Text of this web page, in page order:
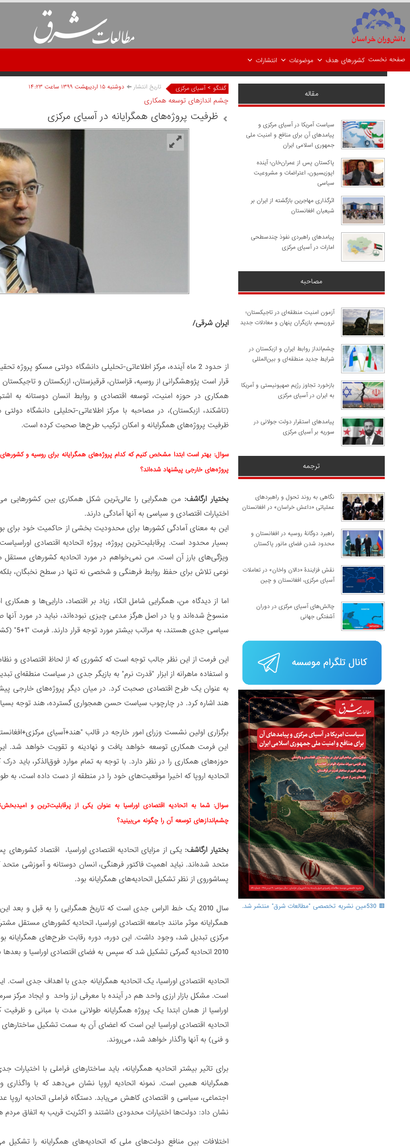
صفحه نخست کشورهای هدف موضوعات انتشارات
گفتگو > آسیای مرکزی تاریخ انتشار دوشنبه ۱۵ ارديبهشت ۱۳۹۹ ساعت ۱۴:۲۳
چشم اندازهای توسعه همکاری
ظرفیت پروژه‌های همگرایانه در آسیای مرکزی
ایران شرقی/
از حدود 2 ماه آینده، مرکز اطلاعاتی-تحلیلی دانشگاه دولتی مسکو
قرار است پژوهشگرانی از روسیه، قزاستان، قرقیزستان، ازبکستان و
(تاشکند، ازبکستان)، در مصاحبه با مرکز اطلاعاتی-تحلیلی دانشگاه
ظرفیت پروژه‌های همگرایانه و امکان ترکیب طرح‌ها صحبت کرده است.
سوال: بهتر است ابتدا مشخص ‌کنیم که کدام پروژه‌های همگرایانه برای روسیه و
پروژه‌های خارجی پیشنهاد شده‌اند؟
بختیار ارگاشف: من همگرایی را عالی‌ترین شکل همکاری بین کشورهایی
اختیارات اقتصادی و سیاسی به آنها آمادگی دارند.
این به معنای آمادگی کشورها برای محدودیت بخشی از حاکمیت خود برای
بسیار محدود است. پرقابلیت‌ترین پروژه، پروژه اتحادیه اقتصادی
ویژگی‌های بارز آن است. من نمی‌خواهم در مورد اتحادیه کشورهای مستقل
نوعی تلاش برای حفظ روابط فرهنگی و شخصی نه تنها در سطح نخبگان،
اما از دیدگاه من، همگرایی شامل اتکاء زیاد بر اقتصاد، دارایی‌ها و
منسوخ شده‌اند و یا در اصل هرگز مدعی چیزی نبوده‌اند، نباید در مورد آنها
سیاسی جدی هستند، به مراتب بیشتر مورد توجه قرار دارند. فرمت "1+5" (کشورهای منطقه آسیای مرکزی و آمریکا) یکی از این فرمت‌هاست.
این فرمت از این نظر جالب توجه است که کشوری که از لحاظ اقتصادی و
و استفاده ماهرانه از ابزار "قدرت نرم" به بازیگر جدی در سیاست
به عنوان یک طرح اقتصادی صحبت کرد. در میان دیگر پروژه‌های خارجی
هند اشاره کرد. در چارچوب سیاست حسن همجواری گسترده، هند توجه بسیار
این فرمت همکاری توسعه خواهد یافت و نهادینه و تقویت خواهد شد.
حوزه‌های همکاری را در نظر دارد. با توجه به تمام موارد فوق‌الذکر، باید
اتحادیه اروپا که اخیرا موقعیت‌های خود را در منطقه از دست داده است، به
سوال: شما به اتحادیه اقتصادی اوراسیا به عنوان یکی از پرقابلیت‌ترین و
چشم‌‌اندازهای توسعه آن را چگونه می‌بینید؟
بختیار ارگاشف: یکی از مزایای اتحادیه اقتصادی اوراسیا، اقتصاد
پساشوروی از نظر تشکیل اتحادیه‌های همگرایانه بود.
همگرایانه موثر مانند جامعه اقتصادی اوراسیا، اتحادیه کشورهای مستقل
مرکزی تبدیل شد، وجود داشت. این دوره، دوره رقابت طرح‌های
2010 اتحادیه گمرکی تشکیل شد که سپس به فضای اقتصادی اوراسیا و بعدها به اتحادیه اقتصادی اوراسیا تبدیل شد.
اتحادیه اقتصادی اوراسیا، یک اتحادیه همگرایانه جدی با اهداف جدی است.
است. مشکل بازار ارزی واحد هم در آینده با معرفی ارز واحد و ایجاد مرکز
اوراسیا از همان ابتدا یک پروژه همگرایانه طولانی مدت با مبانی و
اتحادیه اقتصادی اوراسیا این است که اعضای آن به سمت تشکیل
و فنی) به آنها واگذار خواهد شد، می‌روند.
برای تاثیر بیشتر اتحادیه همگرایانه، باید ساختارهای فراملی با
همگرایانه همین است. نمونه اتحادیه اروپا نشان می‌دهد که با
نشان داد: دولت‌ها اختیارات محدودی داشتند و اکثریت قریب به اتفاق
اختلافات بین منافع دولت‌های ملی که اتحادیه‌های همگرایانه را تشکیل
مقاله
سیاست آمریکا در آسیای مرکزی و
پیامدهای آن برای منافع و امنیت ملی
جمهوری اسلامی ایران
پاکستان پس از عمران‌خان؛ آینده
اپوزیسیون، اعتراضات و مشروعیت
سیاسی
اثرگذاری مهاجرین بازگشته از ایران بر
شیعیان افغانستان
پیامدهای راهبردی نفوذ چندسطحی
امارات در آسیای مرکزی
مصاحبه
آزمون امنیت منطقه‌ای در تاجیکستان؛
تروریسم، بازیگران پنهان و معادلات جدید
چشم‌انداز روابط ایران و ازبکستان در
شرایط جدید منطقه‌ای و بین‌المللی
​بازخورد تجاوز رژیم صهیونیستی و آمریکا
به ایران در آسیای مرکزی
پیامدهای استقرار دولت جولانی در
سوریه بر آسیای مرکزی
ترجمه
نگاهی به روند تحول و راهبردهای
عملیاتی «داعش خراسان» در افغانستان
راهبرد دوگانۀ روسیه در افغانستان و
محدود شدن فضای مانور پاکستان
نقش فزایندۀ «دالان واخان» در تعاملات
آسیای مرکزی، افغانستان و چین
چالش‌های آسیای مرکزی در دوران
آشفتگی جهانی
🟥 530مین نشریه تخصصی "مطالعات شرق" منتشر شد.